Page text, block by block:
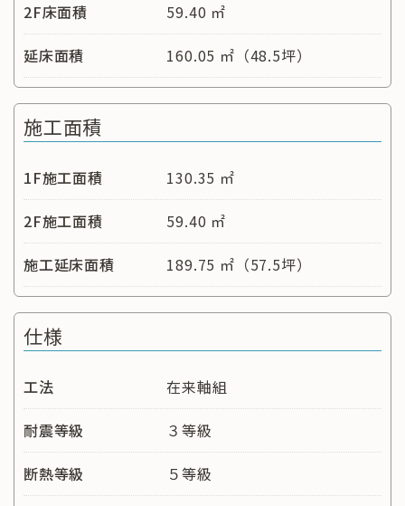
2F床面積
59.40 ㎡
延床面積
160.05 ㎡（48.5坪）
施工面積
1F施工面積
130.35 ㎡
2F施工面積
59.40 ㎡
施工延床面積
189.75 ㎡（57.5坪）
仕様
工法
在来軸組
耐震等級
３等級
断熱等級
５等級